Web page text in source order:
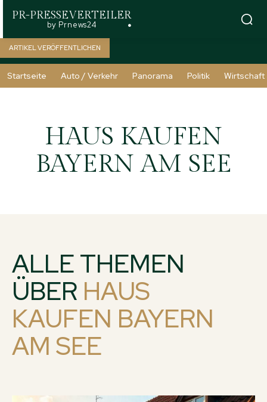
PR-PRESSEVERTEILER
by Prnews24
ARTIKEL VERÖFFENTLICHEN
Startseite Auto / Verkehr Panorama Politik Wirtschaft
HAUS KAUFEN
BAYERN AM SEE
ALLE THEMEN
ÜBER HAUS
KAUFEN BAYERN
AM SEE